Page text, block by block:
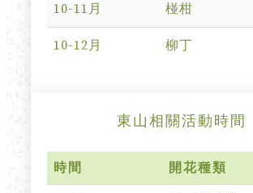
10-11月 椪柑
10-12月 柳丁
東山相關活動時間
時間 開花種類